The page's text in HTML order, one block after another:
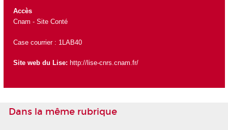
Accès
Cnam - Site Conté
Case courrier : 1LAB40
Site web du Lise: http://lise-cnrs.cnam.fr/
Dans la même rubrique